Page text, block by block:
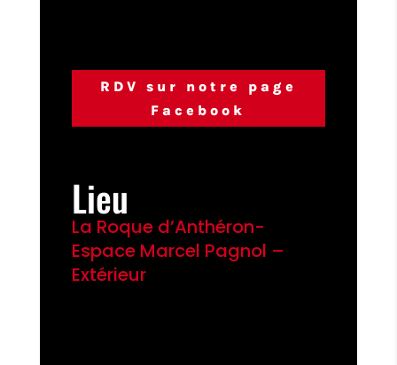
RDV sur notre page
Facebook
Lieu
La Roque d’Anthéron-
Espace Marcel Pagnol –
Extérieur